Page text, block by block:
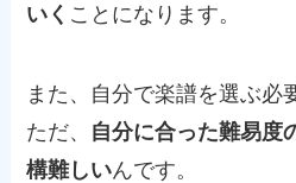
いく ことになります。
また、自分で楽譜を選ぶ必
ただ、 自分に合った難易度
構難しいんです。